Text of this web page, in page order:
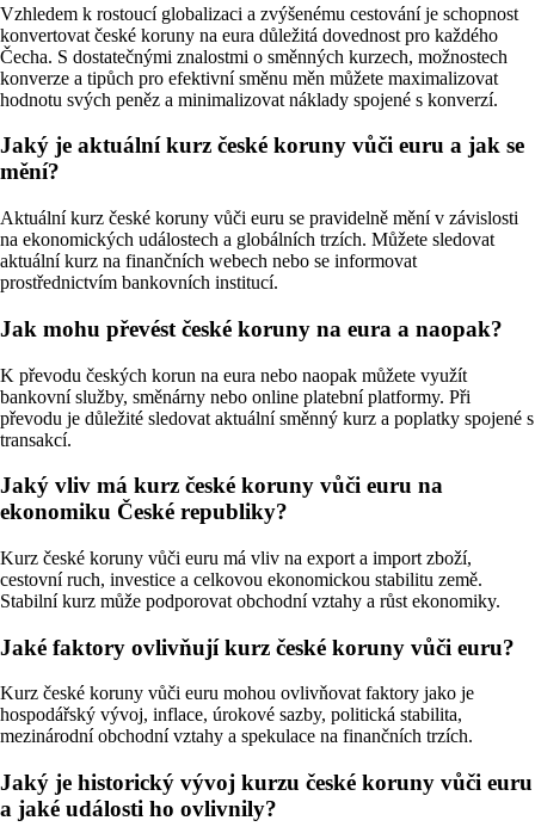
Vzhledem k rostoucí globalizaci a zvýšenému cestování je schopnost
konvertovat české koruny na eura důležitá dovednost pro každého
Čecha. S dostatečnými znalostmi o směnných kurzech, možnostech
konverze a tipůch pro efektivní směnu měn můžete maximalizovat
hodnotu svých peněz a minimalizovat náklady spojené s konverzí.
Jaký je aktuální kurz české koruny vůči euru a jak se
mění?
Aktuální kurz české koruny vůči euru se pravidelně mění v závislosti
na ekonomických událostech a globálních trzích. Můžete sledovat
aktuální kurz na finančních webech nebo se informovat
prostřednictvím bankovních institucí.
Jak mohu převést české koruny na eura a naopak?
K převodu českých korun na eura nebo naopak můžete využít
bankovní služby, směnárny nebo online platební platformy. Při
převodu je důležité sledovat aktuální směnný kurz a poplatky spojené s
transakcí.
Jaký vliv má kurz české koruny vůči euru na
ekonomiku České republiky?
Kurz české koruny vůči euru má vliv na export a import zboží,
cestovní ruch, investice a celkovou ekonomickou stabilitu země.
Stabilní kurz může podporovat obchodní vztahy a růst ekonomiky.
Jaké faktory ovlivňují kurz české koruny vůči euru?
Kurz české koruny vůči euru mohou ovlivňovat faktory jako je
hospodářský vývoj, inflace, úrokové sazby, politická stabilita,
mezinárodní obchodní vztahy a spekulace na finančních trzích.
Jaký je historický vývoj kurzu české koruny vůči euru
a jaké události ho ovlivnily?